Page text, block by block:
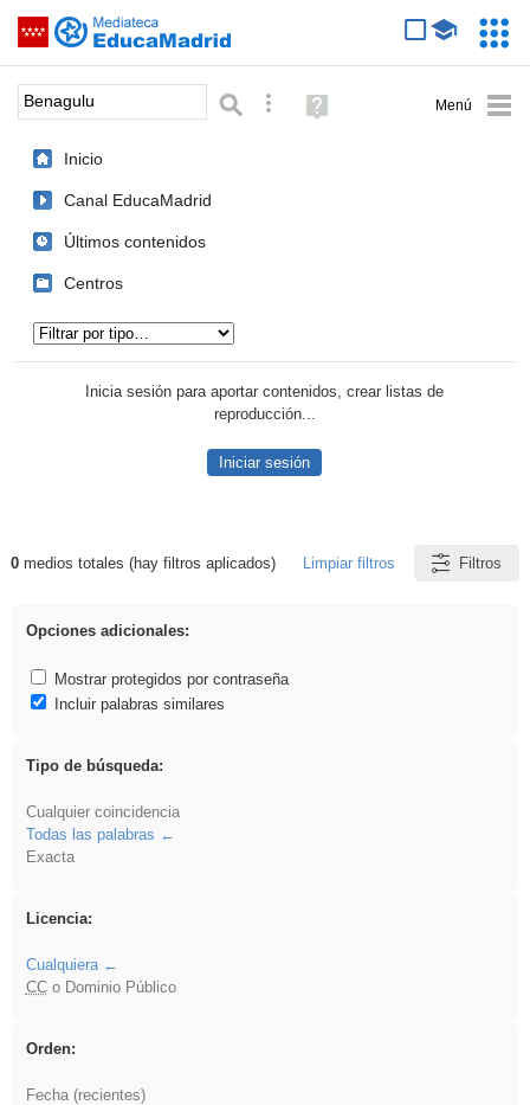
Saltar navegación
Palabra o frase: Búsqueda avanzada
Ayuda
(en
Inicio
Canal EducaMadrid
Últimos contenidos
Centros
Inicia sesión para aportar contenidos, crear listas de
reproducción...
Iniciar sesión
Resultados de: Benagulu
0medios totales (hay filtros aplicados) Limpiar filtros Filtros
Opciones adicionales:
Mostrar protegidos por contraseña
Incluir palabras similares
Tipo de búsqueda:
Cualquier coincidencia
Todas las palabras
Exacta
Licencia:
Cualquiera
CCo Dominio Público
Orden:
Fecha (recientes)